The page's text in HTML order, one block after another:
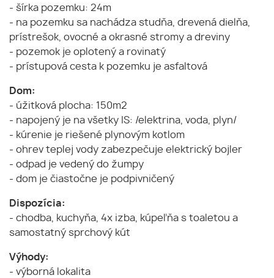
- šírka pozemku: 24m
- na pozemku sa nachádza studňa, drevená dielňa,
prístrešok, ovocné a okrasné stromy a dreviny
- pozemok je oplotený a rovinatý
- prístupová cesta k pozemku je asfaltová
Dom:
- úžitková plocha: 150m2
- napojený je na všetky IS: /elektrina, voda, plyn/
- kúrenie je riešené plynovým kotlom
- ohrev teplej vody zabezpečuje elektrický bojler
- odpad je vedený do žumpy
- dom je čiastočne je podpivničený
Dispozícia:
- chodba, kuchyňa, 4x izba, kúpeľňa s toaletou a
samostatný sprchový kút
Výhody:
- výborná lokalita